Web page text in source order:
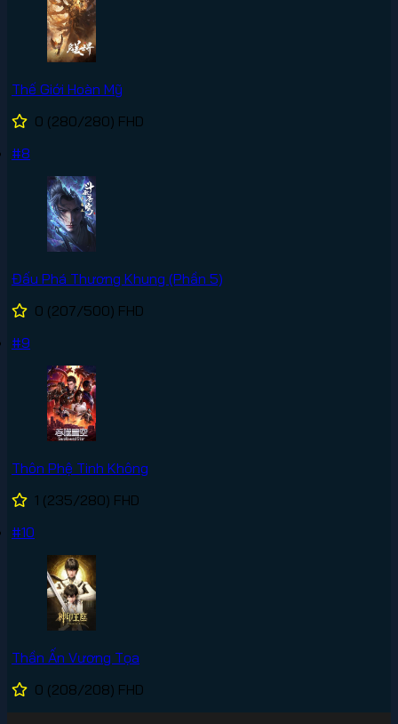
Thế Giới Hoàn Mỹ
0 (280/280) FHD
#8
Đấu Phá Thương Khung (Phần 5)
0 (207/500) FHD
#9
Thôn Phệ Tinh Không
1 (235/280) FHD
#10
Thần Ấn Vương Tọa
0 (208/208) FHD